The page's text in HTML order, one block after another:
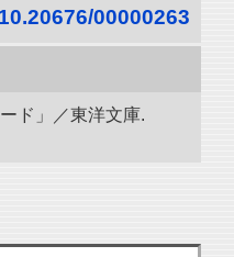
10.20676/00000263
ド」／東洋文庫.